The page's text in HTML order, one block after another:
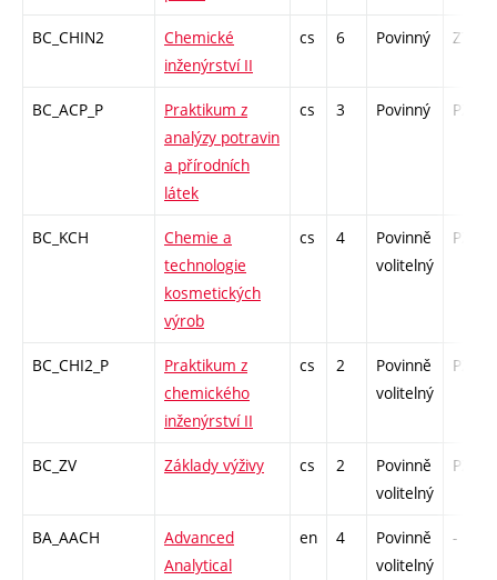
BC_CHIN2
Chemické
inženýrství II
cs 6 Povinný ZT
BC_ACP_P
Praktikum z
analýzy potravin
a přírodních
látek
cs 3 Povinný PZ
BC_KCH
Chemie a
technologie
kosmetických
výrob
cs 4
Povinně
volitelný
PZ
BC_CHI2_P
Praktikum z
chemického
inženýrství II
cs 2
Povinně
volitelný
PZ
BC_ZV Základy výživy cs 2
Povinně
volitelný
PZ
BA_AACH
Advanced
Analytical
en 4
Povinně
volitelný
-